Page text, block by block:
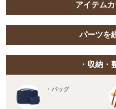
アイテム
パーツを
・収納・
・バッグ